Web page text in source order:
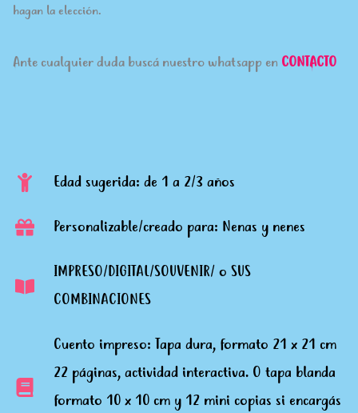
hagan la elección.
Ante cualquier duda buscá nuestro whatsapp en CONTACTO
Edad sugerida: de 1 a 2/3 años
Personalizable/creado para: Nenas y nenes
IMPRESO/DIGITAL/SOUVENIR/ o SUS
COMBINACIONES
Cuento impreso: Tapa dura, formato 21 x 21 cm
22 páginas, actividad interactiva. O tapa blanda
formato 10 x 10 cm y 12 mini copias si encargás